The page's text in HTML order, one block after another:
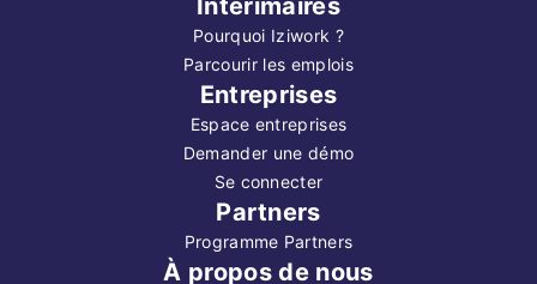
Intérimaires
Pourquoi Iziwork ?
Parcourir les emplois
Entreprises
Espace entreprises
Demander une démo
Se connecter
Partners
Programme Partners
À propos de nous